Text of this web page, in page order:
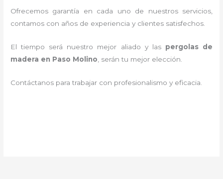
Ofrecemos garantía en cada uno de nuestros servicios,
contamos con años de experiencia y clientes satisfechos.
El tiempo será nuestro mejor aliado y las pergolas de
madera en Paso Molino , serán tu mejor elección.
Contáctanos para trabajar con profesionalismo y eficacia.